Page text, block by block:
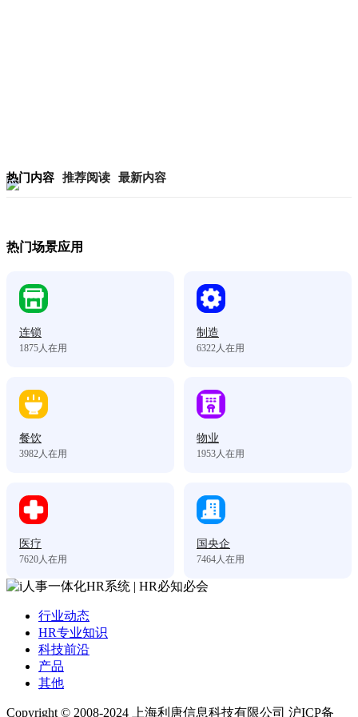
热门内容 推荐阅读 最新内容
热门场景应用
连锁
1875人在用
制造
6322人在用
餐饮
3982人在用
物业
1953人在用
医疗
7620人在用
国央企
7464人在用
行业动态
HR专业知识
科技前沿
产品
其他
Copyright © 2008-2024 上海利唐信息科技有限公司 沪ICP备